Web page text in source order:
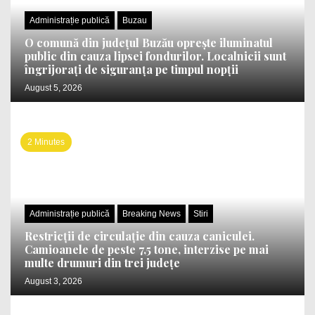
Administrație publică Buzau
O comună din județul Buzău oprește iluminatul
public din cauza lipsei fondurilor. Localnicii sunt
îngrijorați de siguranța pe timpul nopții
August 5, 2026
2 Minutes
Administrație publică Breaking News Stiri
Restricții de circulație din cauza caniculei.
Camioanele de peste 7,5 tone, interzise pe mai
multe drumuri din trei județe
August 3, 2026